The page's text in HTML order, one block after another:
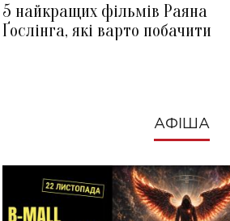
5 найкращих фільмів Раяна
Ґослінга, які варто побачити
АФІША